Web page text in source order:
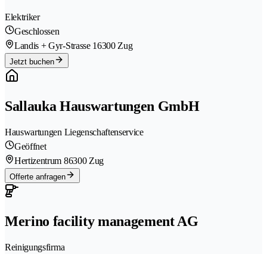
Elektriker
Geschlossen
Landis + Gyr-Strasse 16300 Zug
Jetzt buchen
Sallauka Hauswartungen GmbH
Hauswartungen Liegenschaftenservice
Geöffnet
Hertizentrum 86300 Zug
Offerte anfragen
Merino facility management AG
Reinigungsfirma